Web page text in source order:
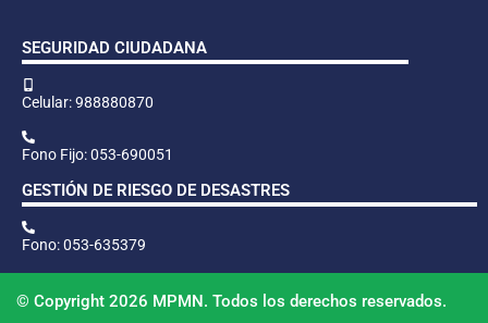
SEGURIDAD CIUDADANA
Celular: 988880870
Fono Fijo: 053-690051
GESTIÓN DE RIESGO DE DESASTRES
Fono: 053-635379
© Copyright 2026 MPMN. Todos los derechos reservados.